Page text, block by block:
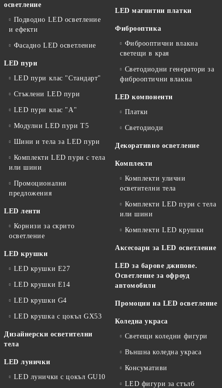
осветление
Подводно LED осветление
и ефекти
Фасадно LED осветление
LED пури
LED пури клас "Стандарт"
Стъклени LED пури
LED пури клас "А"
Модулни LED пури T5
Шини и тела за LED пури
Комплекти LED пури с тела
или шини
Промоционални
предложения
LED ленти
Корнизи за скрито
осветление
LED крушки
LED крушки E27
LED крушки E14
LED крушки G4
LED крушка с цокъл GX53
Дизайнерски осветителни
тела
LED лунички
LED лунички с цокъл GU10
LED магнитни платки
Фиброоптика
Фиброоптични влакна
светещи в края
Светодиодни генератори за
фиброоптични влакна
LED компоненти
Платки
Светодиоди
Декоративно осветление
Комплекти
Комплекти улични
осветителни тела
Комплекти LED пури с тела
или шини
Комплекти LED крушки
Аксесоари за LED осветление
LED за барове джипове.
Осветление за офроуд
автомобили
Промоции на LED осветление
Коледна украса
Светещи коледни фигури
Външна коледна украса
Консумативи
LED фигури за стълб